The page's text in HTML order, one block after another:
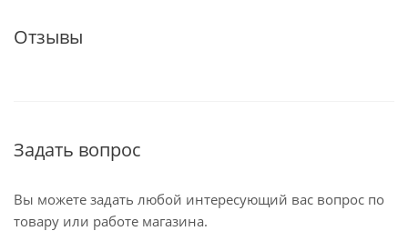
Отзывы
Задать вопрос
Вы можете задать любой интересующий вас вопрос по
товару или работе магазина.